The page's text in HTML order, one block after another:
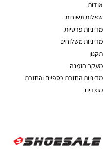
אודות
שאלות תשובות
מדיניות פרטיות
מדיניות משלוחים
תקנון
מעקב הזמנה
מדיניות החזרת כספיים והחזרת
מוצרים